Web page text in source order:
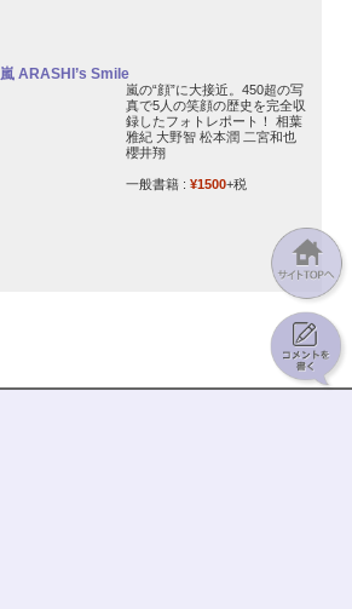
嵐 ARASHI’s Smile
嵐の“顔”に大接近。450超の写
真で5人の笑顔の歴史を完全収
録したフォトレポート！ 相葉
雅紀 大野智 松本潤 二宮和也
櫻井翔
一般書籍 : ¥1500+税